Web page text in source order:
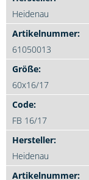
Heidenau
61050013
60x16/17
FB 16/17
Heidenau